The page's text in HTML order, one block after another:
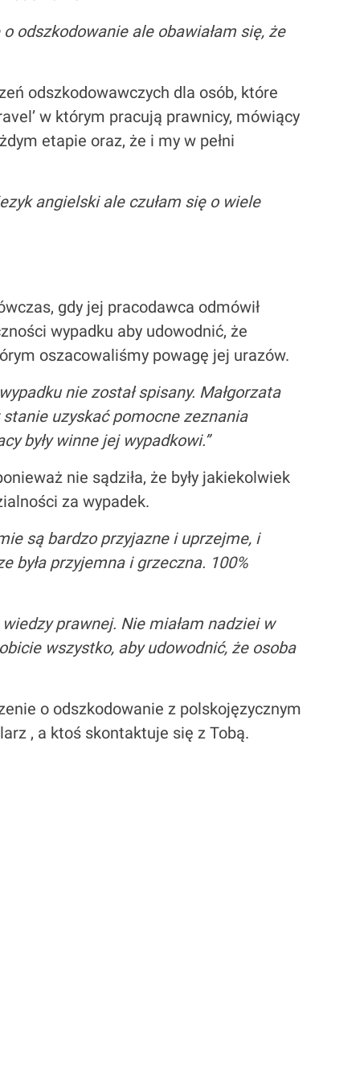
odszkodowanie ale obawiałam się, że
odszkodowawczych dla osób, które
w którym pracują prawnicy, mówiący
etapie oraz, że i my w pełni
angielski ale czułam się o wiele
gdy jej pracodawca odmówił
wypadku aby udowodnić, że
oszacowaliśmy powagę jej urazów.
nie został spisany. Małgorzata
uzyskać pomocne zeznania
były winne jej wypadkowi.”
nie sądziła, że były jakiekolwiek
za wypadek.
są bardzo przyjazne i uprzejme, i
była przyjemna i grzeczna. 100%
prawnej. Nie miałam nadziei w
wszystko, aby udowodnić, że osoba
o odszkodowanie z polskojęzycznym
, a ktoś skontaktuje się z Tobą.